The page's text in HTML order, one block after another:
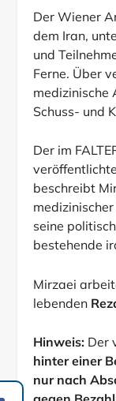
Der Wiener
dem Iran,
und
Ferne. Über
medizinische
Schuss- und
Der im
beschreibt
seine
bestehende
Mirzaei
lebenden
Hinweis: Der
hinter einer
nur nach